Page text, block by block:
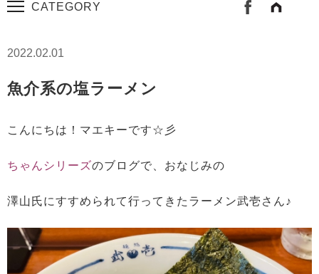
CATEGORY
2022.02.01
魚介系の塩ラーメン
こんにちは！マエキーです☆彡
ちゃんシリーズのブログで、おなじみの
澤山氏にすすめられて行ってきたラーメン武壱さん♪